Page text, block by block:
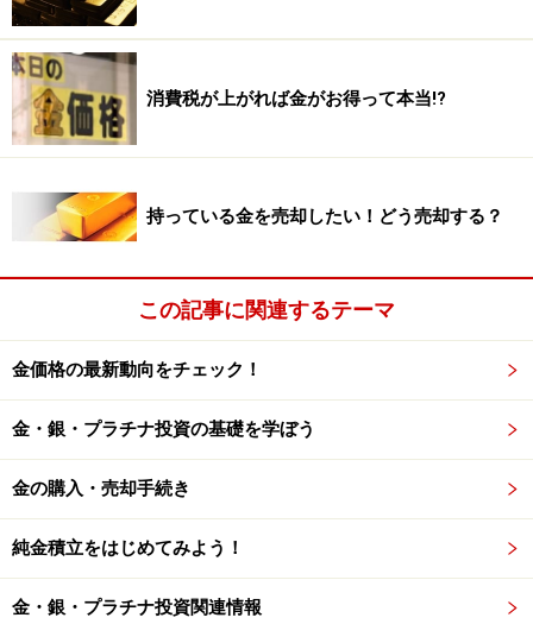
1978年～2020年までの金価格のチャート。長期で見ても上
昇している（三菱マテリアルHPより）
金を保有するメリット・デメリットとは？
「人類共通の財産として数千年にわたって保有されてき
た金は、紙幣と違ってそれ自体が価値を持つ貴重な存在
です。そのためコロナウイルスの蔓延で現在のように経
済活動が停滞すると、世界の投資家は安全資産として金
を買っておこうという動きになります」と、現在の金を
報の小柴恭平さん。
に備えられる、②生産にコストがかかるため下値が一定
に保たれる、③通貨と違い国の信用リスクがない、④株
価や米ドルと逆の値動きをする傾向がある、⑤現物での
消費税が上がれば金がお得って本当!?
持っている金を売却したい！どう売却する？
この記事に関連するテーマ
金価格の最新動向をチェック！
金・銀・プラチナ投資の基礎を学ぼう
金の購入・売却手続き
純金積立をはじめてみよう！
金・銀・プラチナ投資関連情報